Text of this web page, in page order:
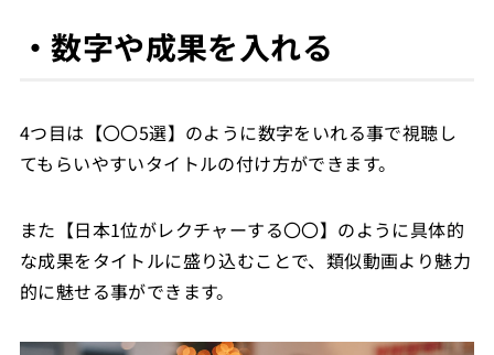
・数字や成果を入れる
4つ目は【〇〇5選】のように数字をいれる事で視聴し
てもらいやすいタイトルの付け方ができます。
また【日本1位がレクチャーする〇〇】のように具体的
な成果をタイトルに盛り込むことで、類似動画より魅力
的に魅せる事ができます。